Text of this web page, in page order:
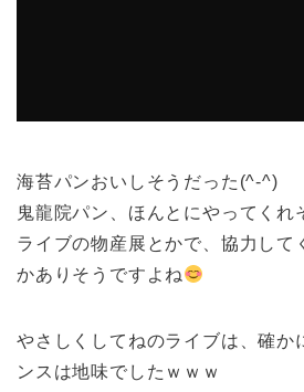
海苔パンおいしそうだった(^-^)
鬼龍院パン、ほんとにやってくれ
ライブの物産展とかで、協力して
かありそうですよね
やさしくしてねのライブは、確か
ンスは地味でしたｗｗｗ